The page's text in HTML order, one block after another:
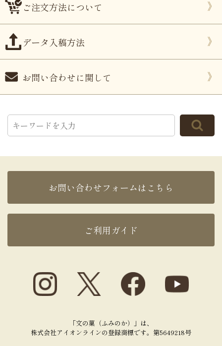
ご注文方法について
データ入稿方法
お問い合わせに関して
お問い合わせフォームはこちら
ご利用ガイド
「文の菓（ふみのか）」は、
株式会社アイオンラインの登録商標です。第5649218号